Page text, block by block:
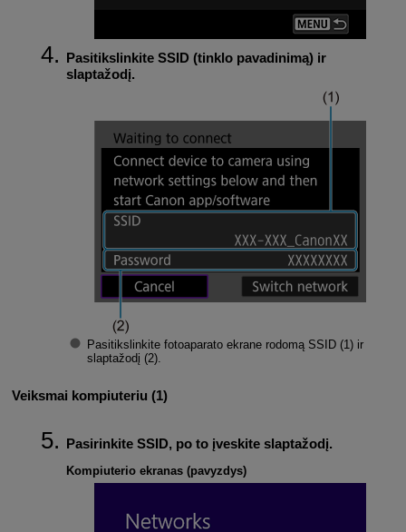
Pasitikslinkite SSID (tinklo pavadinimą) ir
slaptažodį.
Pasitikslinkite fotoaparato ekrane rodomą SSID(1) ir
slaptažodį (2).
Veiksmai kompiuteriu (1)
Pasirinkite SSID, po to įveskite slaptažodį.
Kompiuterio ekranas (pavyzdys)